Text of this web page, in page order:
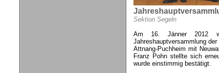
Sektion Segeln
Am 16. Jänner 2012
Jahreshauptversammlung
Attnang-Puchheim mit
Franz Pohn stellte sich
wurde einstimmig bestätigt.